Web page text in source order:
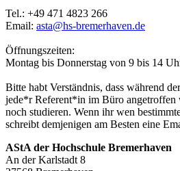
Tel.: +49 471 4823 266
Email: asta@hs-bremerhaven.de
Öffnungszeiten:
Montag bis Donnerstag von 9 bis 14
Bitte habt Verständnis, dass während
jede*r Referent*in im Büro angetroffen
noch studieren. Wenn ihr wen
schreibt demjenigen am Besten eine
AStA der Hochschule Bremerhaven
An der Karlstadt 8